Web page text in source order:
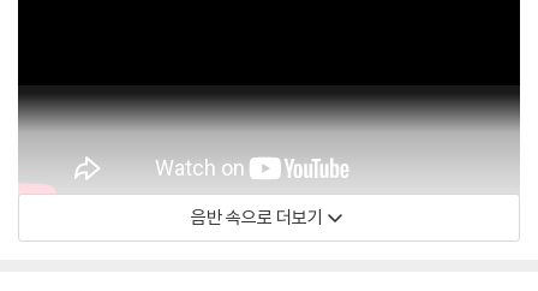
음반 속으로 더보기